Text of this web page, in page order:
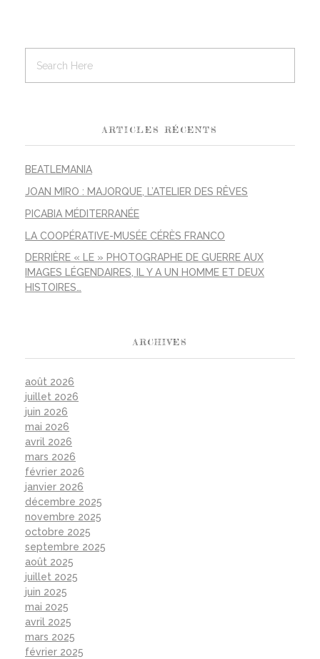
ARTICLES RÉCENTS
BEATLEMANIA
JOAN MIRO : MAJORQUE, L’ATELIER DES RÊVES
PICABIA MÉDITERRANÉE
LA COOPÉRATIVE-MUSÉE CÉRÈS FRANCO
DERRIÈRE « LE » PHOTOGRAPHE DE GUERRE AUX
IMAGES LÉGENDAIRES, IL Y A UN HOMME ET DEUX
HISTOIRES…
ARCHIVES
août 2026
juillet 2026
juin 2026
mai 2026
avril 2026
mars 2026
février 2026
janvier 2026
décembre 2025
novembre 2025
octobre 2025
septembre 2025
août 2025
juillet 2025
juin 2025
mai 2025
avril 2025
mars 2025
février 2025